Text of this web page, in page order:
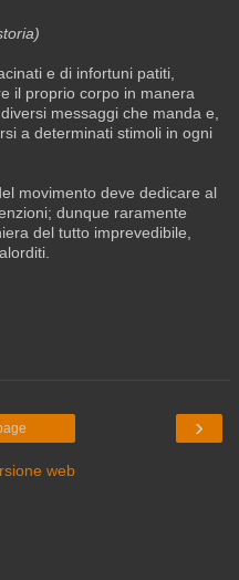
e di infortuni patiti,
il proprio corpo in manera
messaggi che manda e,
a determinati stimoli in ogni
movimento deve dedicare al
dunque raramente
del tutto imprevedibile,
›
web